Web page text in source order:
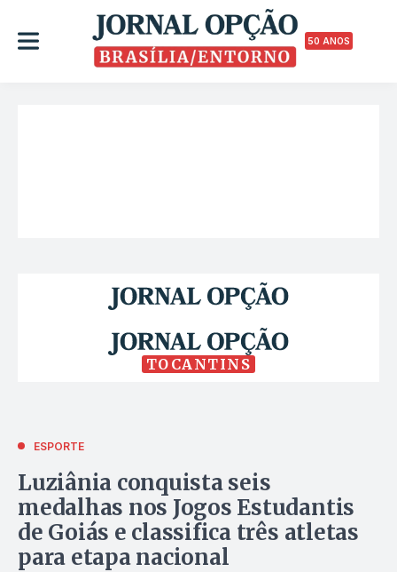
50 ANOS
TOCANTINS
ESPORTE
Luziânia conquista seis
medalhas nos Jogos Estudantis
de Goiás e classifica três atletas
para etapa nacional